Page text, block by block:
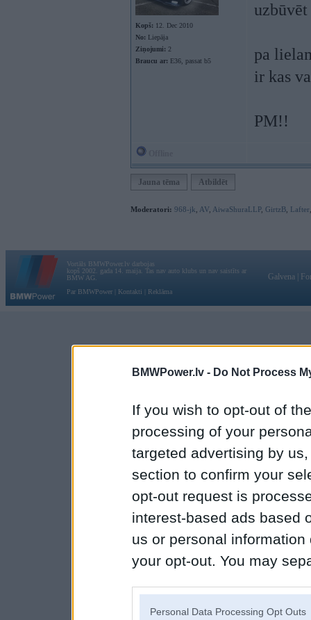
BMWPower.lv - Do Not Process
If you wish to opt-out of
processing of your
targeted advertising by
section to confirm your
opt-out request is
interest-based ads based
us or personal
your opt-out. You may
Personal Data Processing Opt Outs
Kopš: 12. Dec 2010
No: Liepāja
Ziņojumi: 2
Braucu ar: E36, passat b5
pa
ir kas
PM!!
Jauna tēma Atbildēt
Moderatori: 968-jk AV AiwaShuraLLP, GirtzB Lafter
Vortāls BMWPower.lv darbojas
kopš 2002. gada 14. maija. Tas nav auto klubs un nav saistīts ar
BMW AG.
Par BMWPower
Kontakti Reklāma
Galvena